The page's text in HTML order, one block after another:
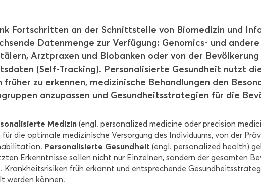
Fort­schrit­ten an der Schnitt­stel­le von Bio­me­di­zin und
Da­ten­men­ge zur Ver­fü­gung: Genomics-​ und
Arzt­pra­xen und Bio­ban­ken oder von der
(Self-​Tracking). Per­so­na­li­sier­te Ge­sund­heit nutzt
frü­her zu er­ken­nen, me­di­zi­ni­sche Be­hand­lun­gen den
an­zu­pas­sen und Ge­sund­heits­stra­te­gien für die
Me­di­zin (engl. per­so­na­li­zed me­di­ci­ne oder pre­cisi­on
für die op­ti­ma­le me­di­zi­ni­sche Ver­sor­gung des In­di­vi­du­ums, von der
Per­so­na­li­sier­te Ge­sund­heit (engl. per­so­na­li­zed health)
Er­kennt­nis­se sol­len nicht nur Ein­zel­nen, son­dern der ge­sam­ten
Krank­heits­ri­si­ken früh er­kannt und ent­spre­chen­de
wer­den kön­nen.